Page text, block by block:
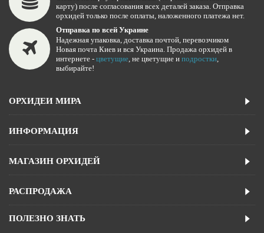
карту) после согласования всех деталей заказа. Отправка
орхидей только после оплаты, наложенного платежа нет.
Отправка по всей Украине
Надежная упаковка, доставка почтой, перевозчиком
Новая почта Киев и вся Украина. Продажа орхидей в
интернете - цветущие, не цветущие и подростки,
выбирайте!
ОРХИДЕИ МИРА
ИНФОРМАЦИЯ
МАГАЗИН ОРХИДЕЙ
РАСПРОДАЖА
ПОЛЕЗНО ЗНАТЬ